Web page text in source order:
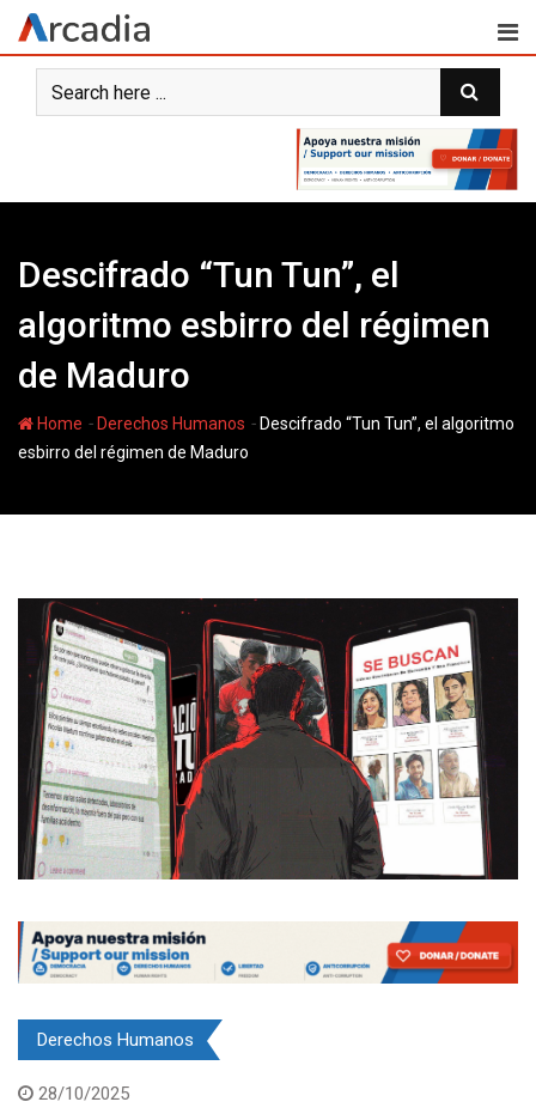
Skip
content
Descifrado “Tun Tun”, el
algoritmo esbirro del régimen
de Maduro
Home - Derechos Humanos - Descifrado “Tun Tun”, el algoritmo
esbirro del régimen de Maduro
Derechos Humanos
28/10/2025